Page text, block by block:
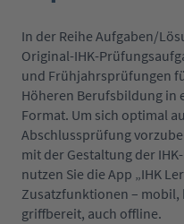
In der Reihe Aufgaben/
Original-IHK-
und Frühjahrsprüfungen
Höheren Berufsbildung in
Format. Um sich optimal
Abschlussprüfung
mit der Gestaltung der
nutzen Sie die App „IHK
Zusatzfunktionen –
griffbereit, auch offline.